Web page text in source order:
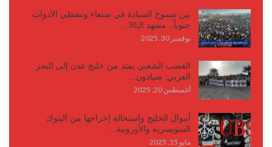
بين شموخ السيادة في صنعاء وتشظي الأدوات
جنوباً.. مشهد الـ30…
نوفمبر 30, 2025
الغضب الشعبي يمتد من خليج عدن إلى البحر
العربي: صيادون…
أغسطس 20, 2025
أموال الخليج واستحالة إخراجها من البنوك
السويسرية والأوروبية…
مايو 15, 2025